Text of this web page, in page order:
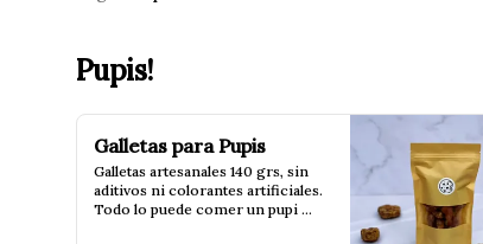
Pupis!
Galletas para Pupis
Galletas artesanales 140 grs, sin
aditivos ni colorantes artificiales.
Todo lo puede comer un pupi